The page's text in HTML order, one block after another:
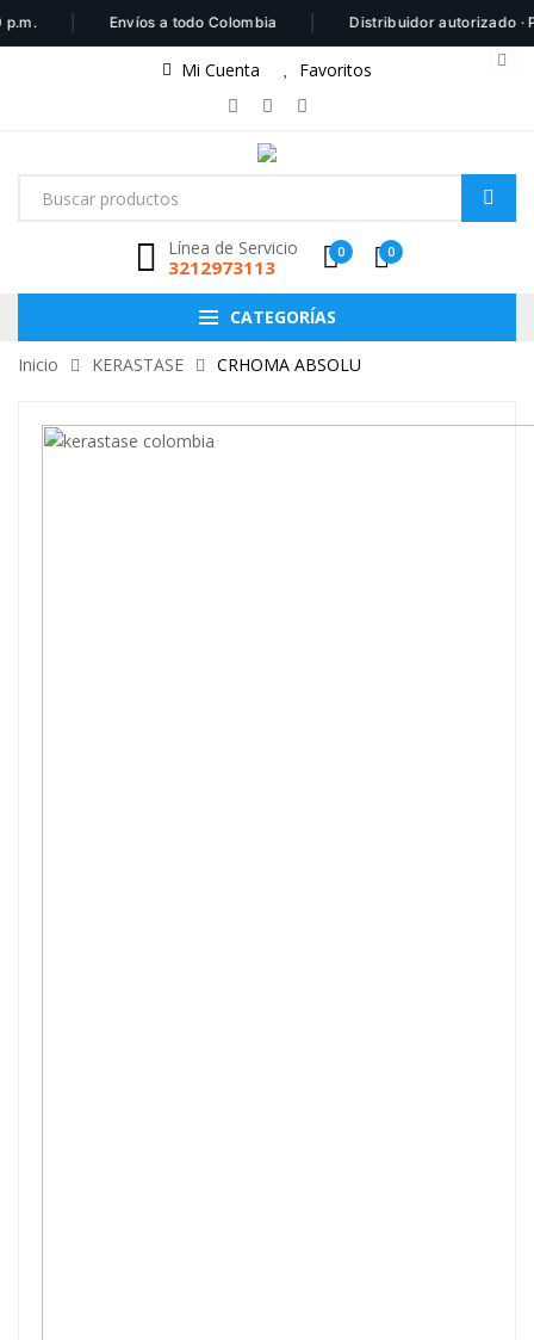
Envíos a todo Colombia Distribuidor autorizado ·
Mi Cuenta Favoritos
Línea de Servicio
3212973113
0 0
CATEGORÍAS
Inicio KERASTASE CRHOMA ABSOLU